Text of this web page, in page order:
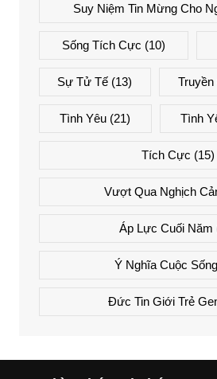
Suy Niệm Tin Mừng Cho
Sống Tích Cực (10)
Sự Tử Tế (13)
Tình Yêu (21) Tình
Tích Cực (15)
Vượt Qua Nghịch
Áp Lực Cuối Năm
Ý Nghĩa Cuộc Sống
Đức Tin Giới Trẻ